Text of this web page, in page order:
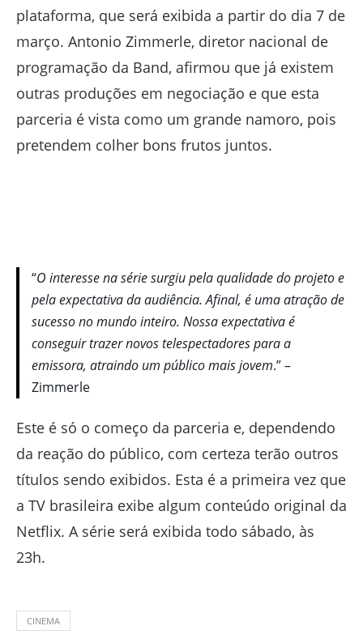
plataforma, que será exibida a partir do dia 7 de
março. Antonio Zimmerle, diretor nacional de
programação da Band, afirmou que já existem
outras produções em negociação e que esta
parceria é vista como um grande namoro, pois
pretendem colher bons frutos juntos.
“O interesse na série surgiu pela qualidade do projeto e
pela expectativa da audiência. Afinal, é uma atração de
sucesso no mundo inteiro. Nossa expectativa é
conseguir trazer novos telespectadores para a
emissora, atraindo um público mais jovem.” –
Zimmerle
Este é só o começo da parceria e, dependendo
da reação do público, com certeza terão outros
títulos sendo exibidos. Esta é a primeira vez que
a TV brasileira exibe algum conteúdo original da
Netflix. A série será exibida todo sábado, às
23h.
CINEMA